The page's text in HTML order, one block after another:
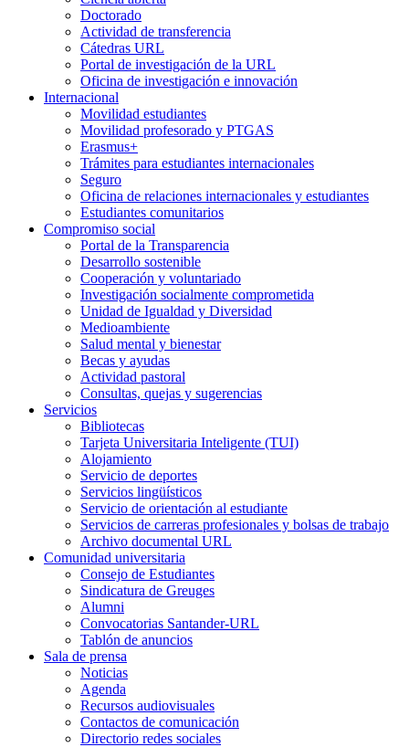
Doctorado
Actividad de transferencia
Cátedras URL
Portal de investigación de la URL
Oficina de investigación e innovación
Internacional
Movilidad estudiantes
Movilidad profesorado y PTGAS
Erasmus+
Trámites para estudiantes internacionales
Seguro
Oficina de relaciones internacionales y estudiantes
Estudiantes comunitarios
Compromiso social
Portal de la Transparencia
Desarrollo sostenible
Cooperación y voluntariado
Investigación socialmente comprometida
Unidad de Igualdad y Diversidad
Medioambiente
Salud mental y bienestar
Becas y ayudas
Actividad pastoral
Consultas, quejas y sugerencias
Servicios
Bibliotecas
Tarjeta Universitaria Inteligente (TUI)
Alojamiento
Servicio de deportes
Servicios lingüísticos
Servicio de orientación al estudiante
Servicios de carreras profesionales y bolsas de trabajo
Archivo documental URL
Comunidad universitaria
Consejo de Estudiantes
Sindicatura de Greuges
Alumni
Convocatorias Santander-URL
Tablón de anuncios
Sala de prensa
Noticias
Agenda
Recursos audiovisuales
Contactos de comunicación
Directorio redes sociales